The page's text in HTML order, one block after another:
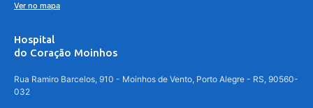
Ver no mapa
Hospital
do Coração Moinhos
Rua Ramiro Barcelos, 910 - Moinhos de Vento, Porto Alegre - RS, 90560-
032